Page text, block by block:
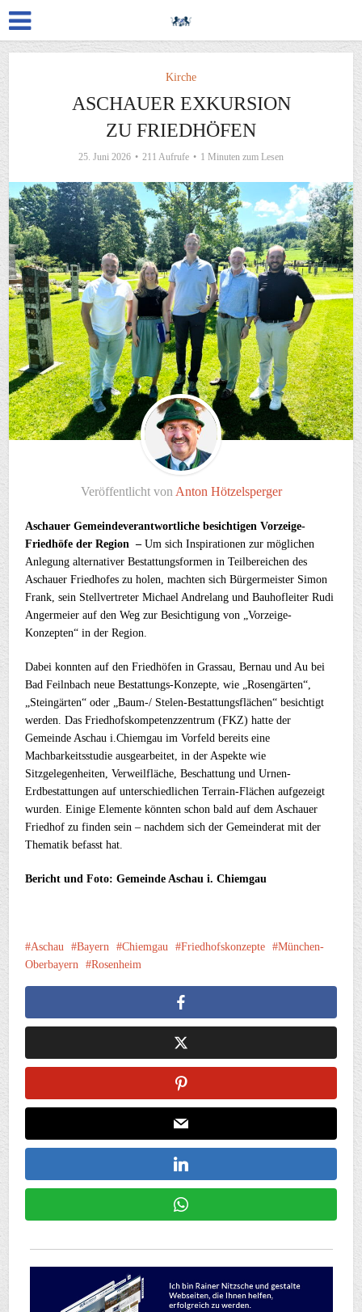
Kirche
ASCHAUER EXKURSION
ZU FRIEDHÖFEN
25. Juni 2026 211 Aufrufe 1 Minuten zum Lesen
Veröffentlicht von Anton Hötzelsperger
Aschauer Gemeindeverantwortliche besichtigen Vorzeige-
Friedhöfe der Region –Um sich Inspirationen zur möglichen
Anlegung alternativer Bestattungsformen in Teilbereichen des
Aschauer Friedhofes zu holen, machten sich Bürgermeister Simon
Frank, sein Stellvertreter Michael Andrelang und Bauhofleiter Rudi
Angermeier auf den Weg zur Besichtigung von „Vorzeige-
Konzepten“ in der Region.
Dabei konnten auf den Friedhöfen in Grassau, Bernau und Au bei
Bad Feilnbach neue Bestattungs-Konzepte, wie „Rosengärten“,
„Steingärten“ oder „Baum-/ Stelen-Bestattungsflächen“ besichtigt
werden. Das Friedhofskompetenzzentrum (FKZ) hatte der
Gemeinde Aschau i.Chiemgau im Vorfeld bereits eine
Machbarkeitsstudie ausgearbeitet, in der Aspekte wie
Sitzgelegenheiten, Verweilfläche, Beschattung und Urnen-
Erdbestattungen auf unterschiedlichen Terrain-Flächen aufgezeigt
wurden. Einige Elemente könnten schon bald auf dem Aschauer
Friedhof zu finden sein – nachdem sich der Gemeinderat mit der
Thematik befasst hat.
Bericht und Foto: Gemeinde Aschau i. Chiemgau
Aschau Bayern Chiemgau Friedhofskonzepte
München-
Oberbayern
Rosenheim